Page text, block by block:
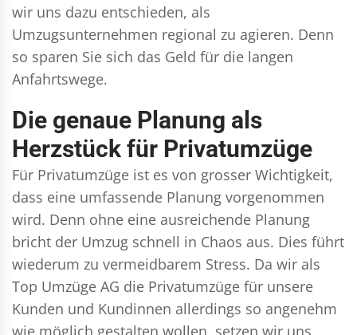
wir uns dazu entschieden, als
Umzugsunternehmen regional zu agieren. Denn
so sparen Sie sich das Geld für die langen
Anfahrtswege.
Die genaue Planung als
Herzstück für Privatumzüge
Für Privatumzüge ist es von grosser Wichtigkeit,
dass eine umfassende Planung vorgenommen
wird. Denn ohne eine ausreichende Planung
bricht der Umzug schnell in Chaos aus. Dies führt
wiederum zu vermeidbarem Stress. Da wir als
Top Umzüge AG die Privatumzüge für unsere
Kunden und Kundinnen allerdings so angenehm
wie möglich gestalten wollen, setzen wir uns